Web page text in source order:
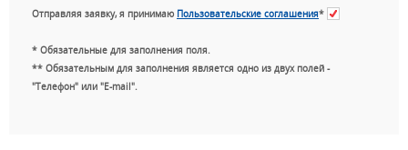
Отправляя заявку, я принимаю Пользовательские соглашения*
* Обязательные для заполнения поля.
** Обязательным для заполнения является одно из двух полей -
"Телефон" или "E-mail".